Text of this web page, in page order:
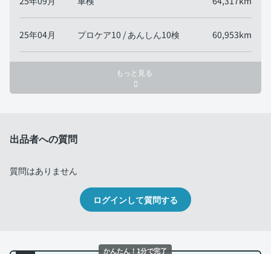
25年04月 プロケア10 / あんしん10検 60,953km
もっと見る
出品者への質問
質問はありません
ログインして質問する
かんたん！1分で完了